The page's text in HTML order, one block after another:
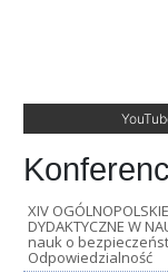
XIV
DYDAKTYCZNE W
nauk o
Odpowiedzialność